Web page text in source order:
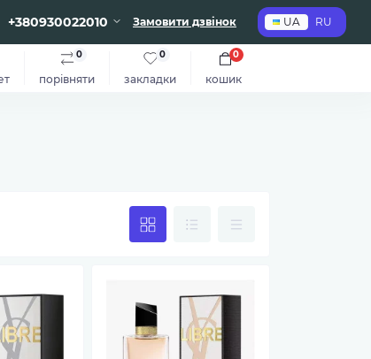
+380930022010 Замовити дзвінок UA RU
порівняти
0
закладки
0
кошик
0